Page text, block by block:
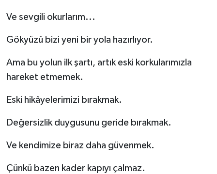
Ve sevgili okurlarım...
Gökyüzü bizi yeni bir yola hazırlıyor.
Ama bu yolun ilk şartı, artık eski korkularımızla
hareket etmemek.
Eski hikâyelerimizi bırakmak.
Değersizlik duygusunu geride bırakmak.
Ve kendimize biraz daha güvenmek.
Çünkü bazen kader kapıyı çalmaz.